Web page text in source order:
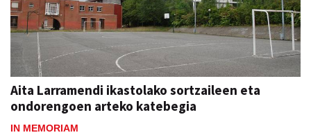
Aita Larramendi ikastolako sortzaileen eta
ondorengoen arteko katebegia
IN MEMORIAM